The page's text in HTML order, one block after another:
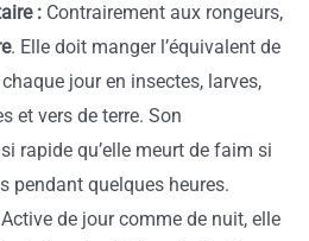
: Contrairement aux rongeurs,
. Elle doit manger l’équivalent de
jour en insectes, larves,
et vers de terre. Son
rapide qu’elle meurt de faim si
pendant quelques heures.
Active de jour comme de nuit, elle